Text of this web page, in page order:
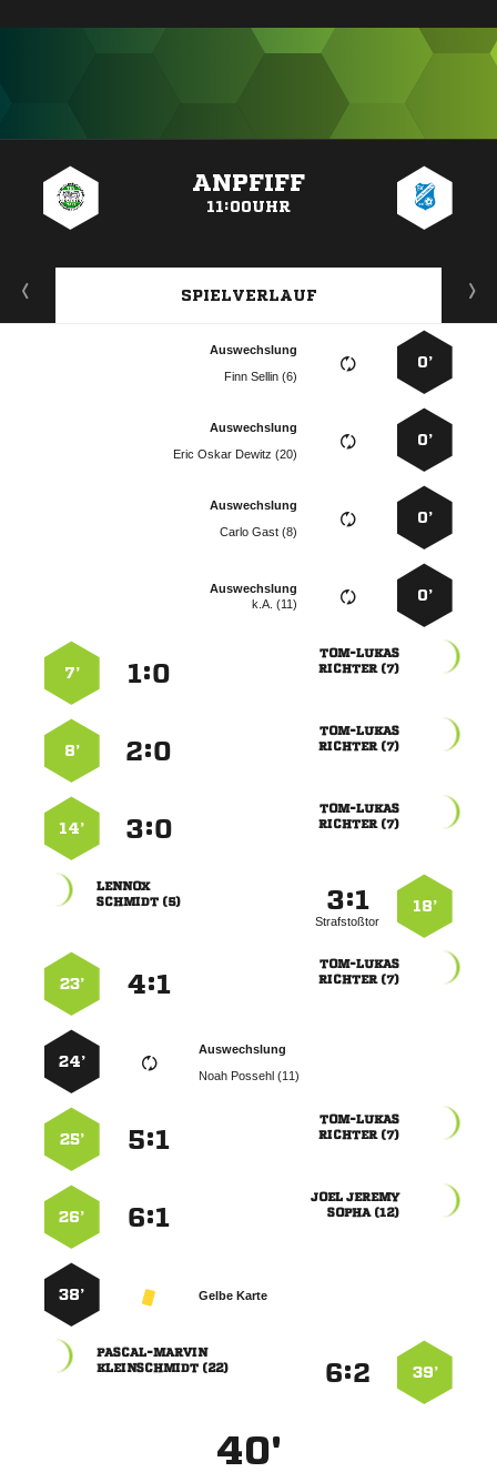
ANPFIFF
11:00UHR
SPIELVERLAUF
0’
Auswechslung
  
0’
Auswechslung
   
0’
Auswechslung
  
0’
Auswechslung
k.A. (11)

 
:
7’

 
:
8’

 
:
14’
18’
:
Strafstoßtor

 

 
:
23’
Auswechslung
  
24’

 
:
25’
 
 
:
26’
Gelbe Karte
38’
39’
:

 
40'